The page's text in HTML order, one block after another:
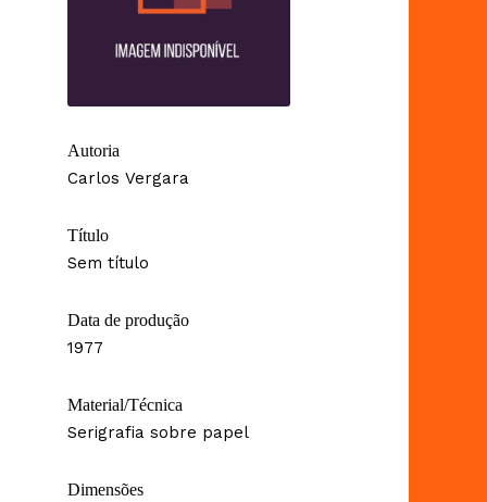
Autoria
Carlos Vergara
Título
Sem título
Data de produção
1977
Material/Técnica
Serigrafia sobre papel
Dimensões